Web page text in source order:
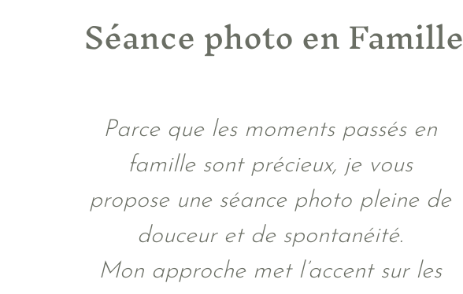
Séance photo en Famille
Parce que les moments passés en
famille sont précieux, je vous
propose une séance photo pleine de
douceur et de spontanéité.
Mon approche met l’accent sur les